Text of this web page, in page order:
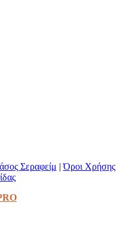
Σεραφείμ |Όροι Χρήσης